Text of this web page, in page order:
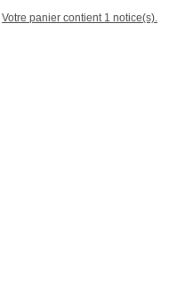
Votre panier contient 1 notice(s).